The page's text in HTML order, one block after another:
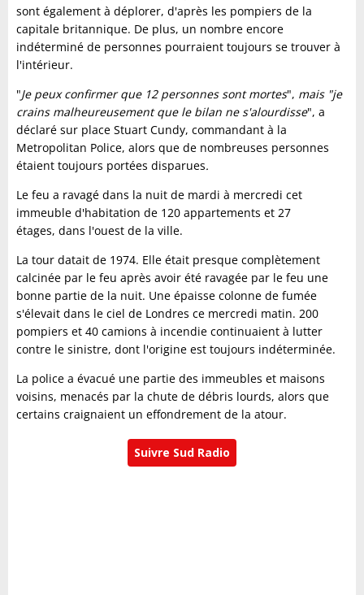
sont également à déplorer, d'après les pompiers de la
capitale britannique. De plus, un nombre encore
indéterminé de personnes pourraient toujours se trouver à
l'intérieur.
"Je peux confirmer que 12 personnes sont mortes", mais "je
crains malheureusement que le bilan ne s'alourdisse", a
déclaré sur place Stuart Cundy, commandant à la
Metropolitan Police, alors que de nombreuses personnes
étaient toujours portées disparues.
Le feu a ravagé dans la nuit de mardi à mercredi cet
immeuble d'habitation de 120 appartements et 27
étages, dans l'ouest de la ville.
La tour datait de 1974. Elle était presque complètement
calcinée par le feu après avoir été ravagée par le feu une
bonne partie de la nuit. Une épaisse colonne de fumée
s'élevait dans le ciel de Londres ce mercredi matin. 200
pompiers et 40 camions à incendie continuaient à lutter
contre le sinistre, dont l'origine est toujours indéterminée.
La police a évacué une partie des immeubles et maisons
voisins, menacés par la chute de débris lourds, alors que
certains craignaient un effondrement de la atour.
Suivre Sud Radio